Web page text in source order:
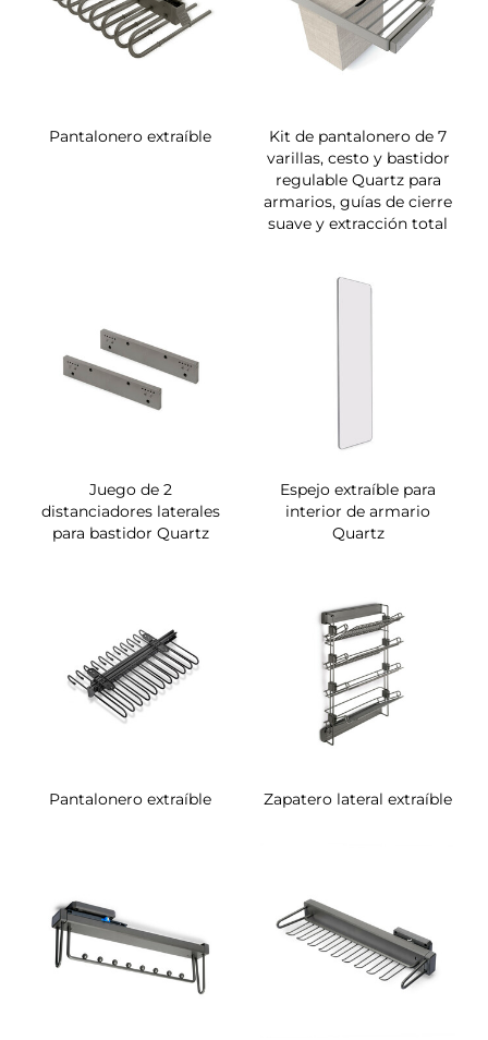
Pantalonero extraíble
Kit de pantalonero de 7
varillas, cesto y bastidor
regulable Quartz para
armarios, guías de cierre
suave y extracción total
Juego de 2
distanciadores laterales
para bastidor Quartz
Espejo extraíble para
interior de armario
Quartz
Pantalonero extraíble Zapatero lateral extraíble